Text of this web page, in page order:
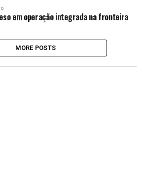
em operação integrada na fronteira
MORE POSTS